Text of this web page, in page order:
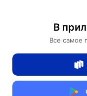
В
Все самое0
Магазин Ephdarren
Артикул: